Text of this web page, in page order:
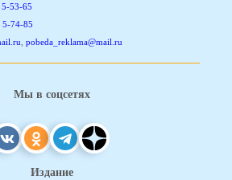
53-65
5-74-85
pobeda_reklama@mail.ru
Мы в соцсетях
Издание